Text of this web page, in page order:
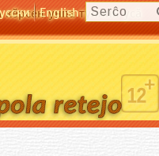
кӗрсен унпа туллин усӑ
English